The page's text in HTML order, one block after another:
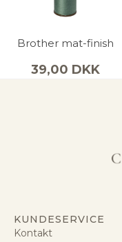
Brother mat-finish
39,00 DKK
KUNDESERVICE
Kontakt